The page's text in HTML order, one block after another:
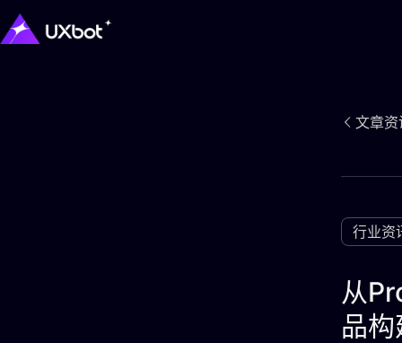
文章资
行业资
从
品构